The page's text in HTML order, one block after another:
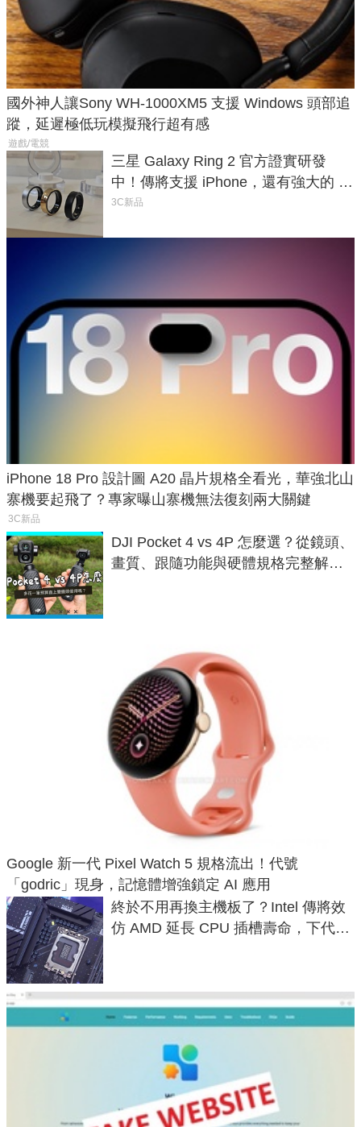
國外神人讓Sony WH-1000XM5 支援 Windows 頭部追
蹤，延遲極低玩模擬飛行超有感
遊戲/電競
三星 Galaxy Ring 2 官方證實研發
中！傳將支援 iPhone，還有強大的 AI
與智慧家電連動功能
3C新品
iPhone 18 Pro 設計圖 A20 晶片規格全看光，華強北山
寨機要起飛了？專家曝山寨機無法復刻兩大關鍵
3C新品
DJI Pocket 4 vs 4P 怎麼選？從鏡頭、
畫質、跟隨功能與硬體規格完整解
Google 新一代 Pixel Watch 5 規格流出！代號
「godric」現身，記憶體增強鎖定 AI 應用
終於不用再換主機板了？Intel 傳將效
仿 AMD 延長 CPU 插槽壽命，下代